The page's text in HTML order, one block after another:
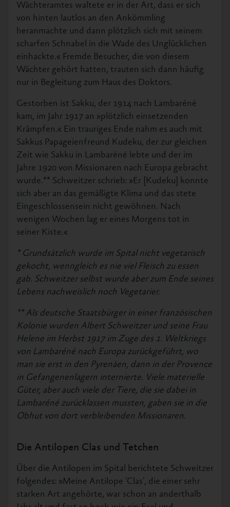
Wächteramtes waltete er in der Art, dass er sich
von hinten lautlos an den Ankömmling
heranmachte und dann plötzlich sich mit seinem
scharfen Schnabel in die Wade des Unglücklichen
einhackte.« Fremde Besucher, die von diesem
Wächter gehört hatten, trauten sich dann häufig
nur in Begleitung zum Haus des Doktors.
Gestorben ist Sakku, der 1914 nach Lambaréné
kam, im Jahr 1917 an »plötzlich einsetzenden
Krämpfen.« Ein trauriges Ende nahm es auch mit
Sakkus Papageienfreund Kudeku, der zur gleichen
Zeit wie Sakku in Lambaréné lebte und der im
Jahre 1920 von Missionaren nach Europa gebracht
wurde.** Schweitzer schrieb: »Er [Kudeku] konnte
sich aber an das gemäßigte Klima und das stete
Eingeschlossensein nicht gewöhnen. Nach
wenigen Wochen lag er eines Morgens tot in
seiner Kiste.«
* Grundsätzlich wurde im Spital nicht vegetarisch
gekocht, wenngleich es nie viel Fleisch zu essen
gab. Schweitzer selbst wurde aber zum Ende seines
Lebens nachweislich noch Vegetarier.
** Als deutsche Staatsbürger in einer französischen
Kolonie wurden Albert Schweitzer und seine Frau
Helene im Herbst 1917 im Zuge des 1. Weltkriegs
von Lambaréné nach Europa zurückgeführt, wo
man sie erst in den Pyrenäen, dann in der Provence
in Gefangenenlagern internierte. Viele materielle
Güter, aber auch viele der Tiere, die sie dabei in
Lambaréné zurücklassen mussten, gaben sie in die
Obhut von dort verbleibenden Missionaren.
Die Antilopen Clas und Tetchen
Über die Antilopen im Spital berichtete Schweitzer
folgendes: »Meine Antilope 'Clas', die einer sehr
starken Art angehörte, war schon an anderthalb